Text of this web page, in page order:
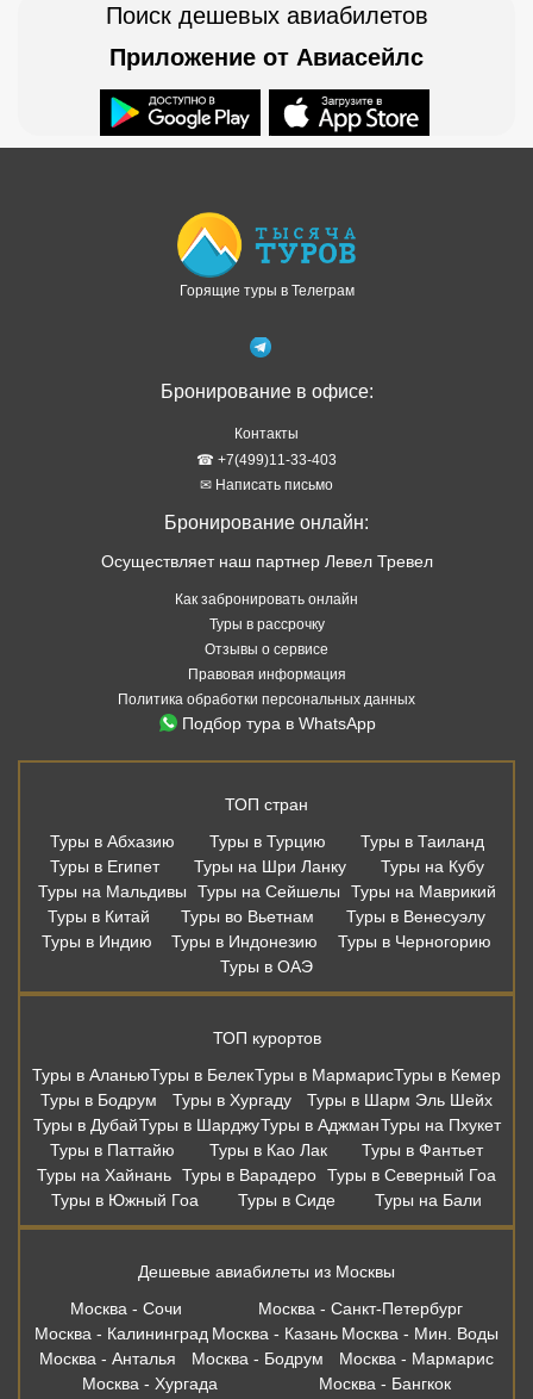
Поиск дешевых авиабилетов
Приложение от Авиасейлс
Горящие туры в Телеграм
Бронирование в офисе:
Контакты
☎ +7(499)11-33-403
✉ Написать письмо
Бронирование онлайн:
Осуществляет наш партнер Левел Тревел
Как забронировать онлайн
Туры в рассрочку
Отзывы о сервисе
Правовая информация
Политика обработки персональных данных
Подбор тура в WhatsApp
ТОП стран
Туры в Абхазию
Туры в Турцию
Туры в Таиланд
Туры в Египет
Туры на Шри Ланку
Туры на Кубу
Туры на Мальдивы
Туры на Сейшелы
Туры на Маврикий
Туры в Китай
Туры во Вьетнам
Туры в Венесуэлу
Туры в Индию
Туры в Индонезию
Туры в Черногорию
Туры в ОАЭ
ТОП курортов
Туры в АланьюТуры в БелекТуры в МармарисТуры в Кемер
Туры в Бодрум
Туры в Хургаду
Туры в Шарм Эль Шейх
Туры в ДубайТуры в ШарджуТуры в АджманТуры на Пхукет
Туры в Паттайю
Туры в Као Лак
Туры в Фантьет
Туры на Хайнань Туры в Варадеро Туры в Северный Гоа
Туры в Южный Гоа
Туры в Сиде Туры на Бали
Дешевые авиабилеты из Москвы
Москва - Сочи
Москва - Санкт-Петербург
Москва - Калининград Москва - Казань Москва - Мин. Воды
Москва - Анталья
Москва - Бодрум
Москва - Мармарис
Москва - Хургада
Москва - Бангкок